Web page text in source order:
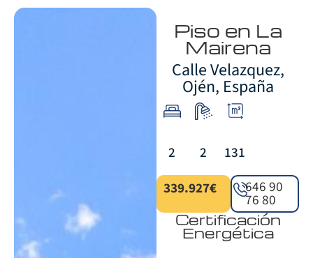
Piso en La
Mairena
Calle Velazquez,
Ojén, España
2 2
131
339.927€
646 90
76 80
Certificación
Energética